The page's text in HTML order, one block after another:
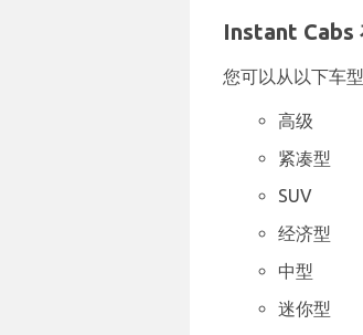
Instant Cabs
您可以从以下车
高级
紧凑型
SUV
经济型
中型
迷你型